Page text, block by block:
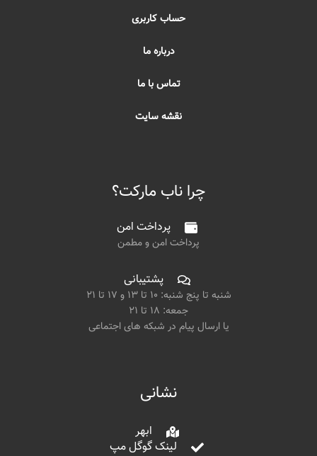
حساب کاربری
درباره ما
تماس با ما
نقشه سایت
چرا ناب مارکت؟
پرداخت امن
پرداخت امن و مطمن
پشتیبانی
شنبه تا پنج شنبه: ۱۰ تا ۱۳ و ۱۷ تا ۲۱
جمعه: ۱۸ تا ۲۱
یا ارسال پیام در شبکه های اجتماعی
نشانی
ابهر
لینک گوگل مپ